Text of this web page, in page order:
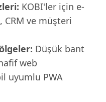
KOBI'ler için e-
ve müşteri
Düşük bant
web
uyumlu PWA